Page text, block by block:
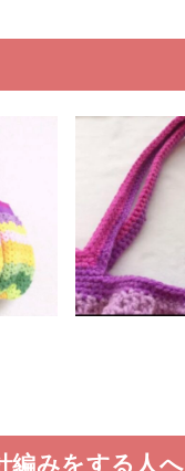
編みをする人へ